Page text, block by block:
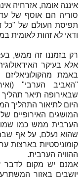
איננה אומה, אזרחיה
סוריה הם אוסף של
תפיסת העולם של "כל
ודאי לא זהות לאומית
רק בזמננו זה ממש,
אלא בעיקר
באמת
"האביב הערבי"
שבאירופה תיאר
היום לתיאור התהליך
המושגים האירופיים
הערבית ממש כמו
שהוא נעלם, על אף
קומוניסטיות בארצות
ההוויה הערבית.
אמנם יש מקום לדבר
יושבים באזור